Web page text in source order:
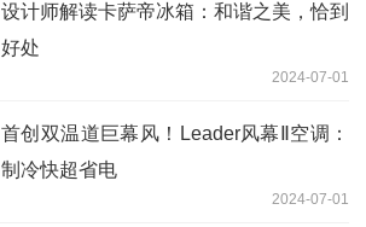
设计师解读卡萨帝冰箱：和谐之美，恰到
好处
2024-07-01
首创双温道巨幕风！Leader风幕Ⅱ空调：
制冷快超省电
2024-07-01